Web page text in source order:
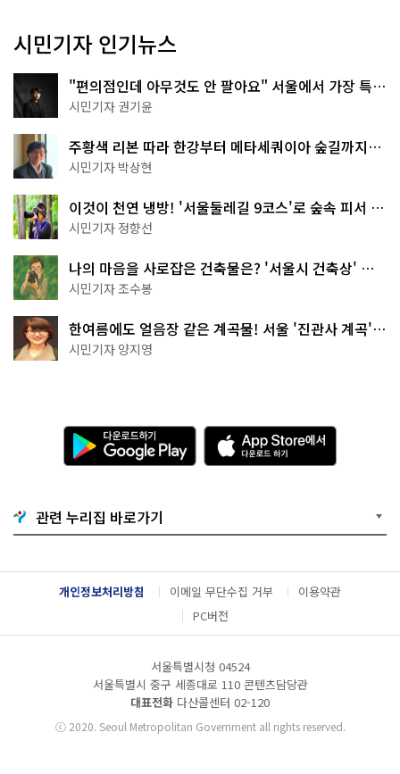
시민기자 인기뉴스
"편의점인데 아무것도 안 팔아요" 서울에서 가장 특별
한 편의점의 정체
시민기자 권기윤
주황색 리본 따라 한강부터 메타세쿼이아 숲길까지…
서울둘레길 15코스
시민기자 박상현
이것이 천연 냉방! '서울둘레길 9코스'로 숲속 피서 떠
나볼까
시민기자 정향선
나의 마음을 사로잡은 건축물은? '서울시 건축상' 수
상작 공개!
시민기자 조수봉
한여름에도 얼음장 같은 계곡물! 서울 '진관사 계곡'이
천국이네~
시민기자 양지영
다
운
로
기
G
o
g
l
e
A
p
p
e
서
다
운
관련 누리집 바로가기
개인정보처리방침 이메일 무단수집 거부
이용약관
PC버전
서울특별시청 04524
서울특별시 중구 세종대로 110 콘텐츠담당관
대표전화 다산콜센터 02-120
ⓒ2020. Seoul Metropolitan Government all rights reserved.